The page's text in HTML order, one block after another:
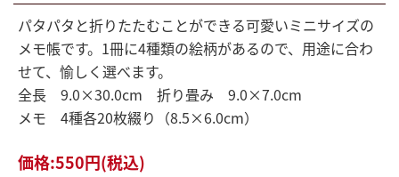
パタパタと折りたたむことができる可愛いミニサイズの
メモ帳です。1冊に4種類の絵柄があるので、用途に合わ
せて、愉しく選べます。
全長 9.0×30.0cm 折り畳み 9.0×7.0cm
メモ 4種各20枚綴り（8.5×6.0cm）
価格:550円(税込)